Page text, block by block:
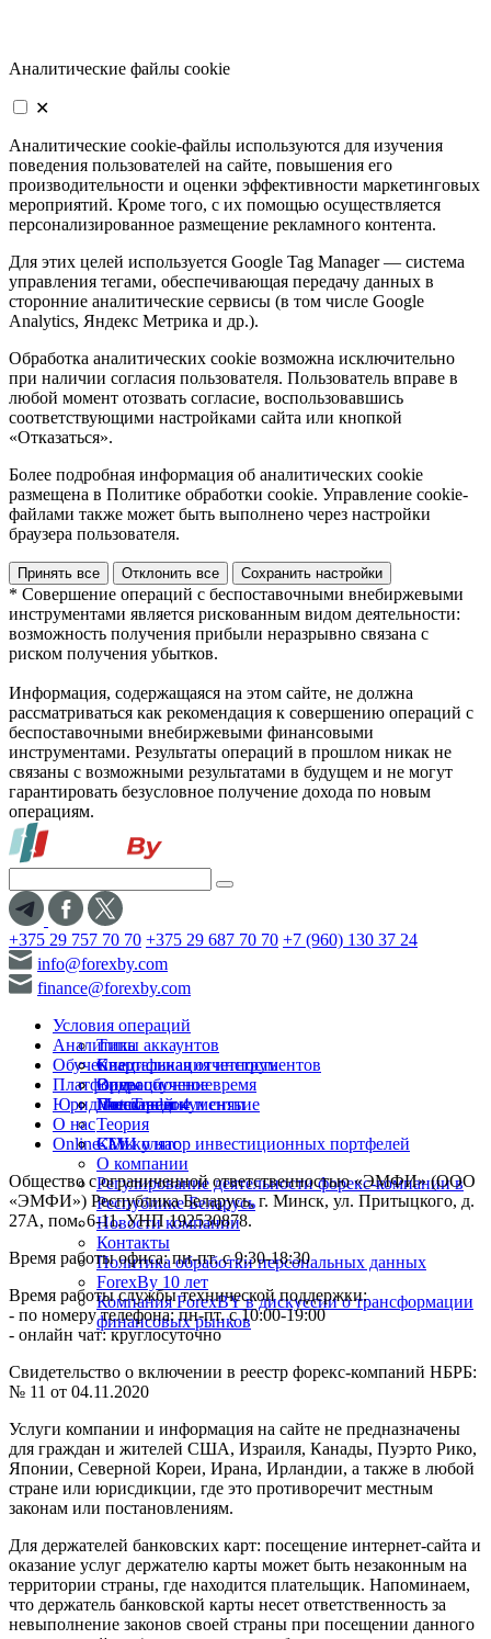
Аналитические файлы cookie
✕
Аналитические cookie-файлы используются для изучения
поведения пользователей на сайте, повышения его
производительности и оценки эффективности маркетинговых
мероприятий. Кроме того, с их помощью осуществляется
персонализированное размещение рекламного контента.
Для этих целей используется Google Tag Manager — система
управления тегами, обеспечивающая передачу данных в
сторонние аналитические сервисы (в том числе Google
Analytics, Яндекс Метрика и др.).
Обработка аналитических cookie возможна исключительно
при наличии согласия пользователя. Пользователь вправе в
любой момент отозвать согласие, воспользовавшись
соответствующими настройками сайта или кнопкой
«Отказаться».
Более подробная информация об аналитических cookie
размещена в Политике обработки cookie. Управление cookie-
файлами также может быть выполнено через настройки
браузера пользователя.
Принять все Отклонить все Сохранить настройки
* Совершение операций с беспоставочными внебиржевыми
инструментами является рискованным видом деятельности:
возможность получения прибыли неразрывно связана с
риском получения убытков.
Информация, содержащаяся на этом сайте, не должна
рассматриваться как рекомендация к совершению операций с
беспоставочными внебиржевыми финансовыми
инструментами. Результаты операций в прошлом никак не
связаны с возможными результатами в будущем и не могут
гарантировать безусловное получение дохода по новым
операциям.
+375 29 757 70 70 +375 29 687 70 70 +7 (960) 130 37 24
info@forexby.com
finance@forexby.com
Условия операций
Типы аккаунтов
Спецификация инструментов
Операционное время
Пополнение и снятие
Аналитика
Квартальная отчетность
Обучение
Видеообучение
Глоссарий
Теория
Калькулятор инвестиционных портфелей
Платформы
MetaTrader 4
Юридические документы
О нас
СМИ о нас
О компании
Регулирование деятельности форекс-компании в
Республике Беларусь
Новости компании
Контакты
Политика обработки персональных данных
ForexBy 10 лет
Компания ForexBY в дискуссии о трансформации
финансовых рынков
Online-TV
Общество с ограниченной ответственностью «ЭМФИ» (ООО
«ЭМФИ») Республика Беларусь, г. Минск, ул. Притыцкого, д.
27А, пом. 6-11. УНП 192530878.
Время работы офиса: пн-пт. с 9:30-18:30
Время работы службы технической поддержки:
- по номеру телефона: пн-пт. с 10:00-19:00
- онлайн чат: круглосуточно
Свидетельство о включении в реестр форекс-компаний НБРБ:
№ 11 от 04.11.2020
Услуги компании и информация на сайте не предназначены
для граждан и жителей США, Израиля, Канады, Пуэрто Рико,
Японии, Северной Кореи, Ирана, Ирландии, а также в любой
стране или юрисдикции, где это противоречит местным
законам или постановлениям.
Для держателей банковских карт: посещение интернет-сайта и
оказание услуг держателю карты может быть незаконным на
территории страны, где находится плательщик. Напоминаем,
что держатель банковской карты несет ответственность за
невыполнение законов своей страны при посещении данного